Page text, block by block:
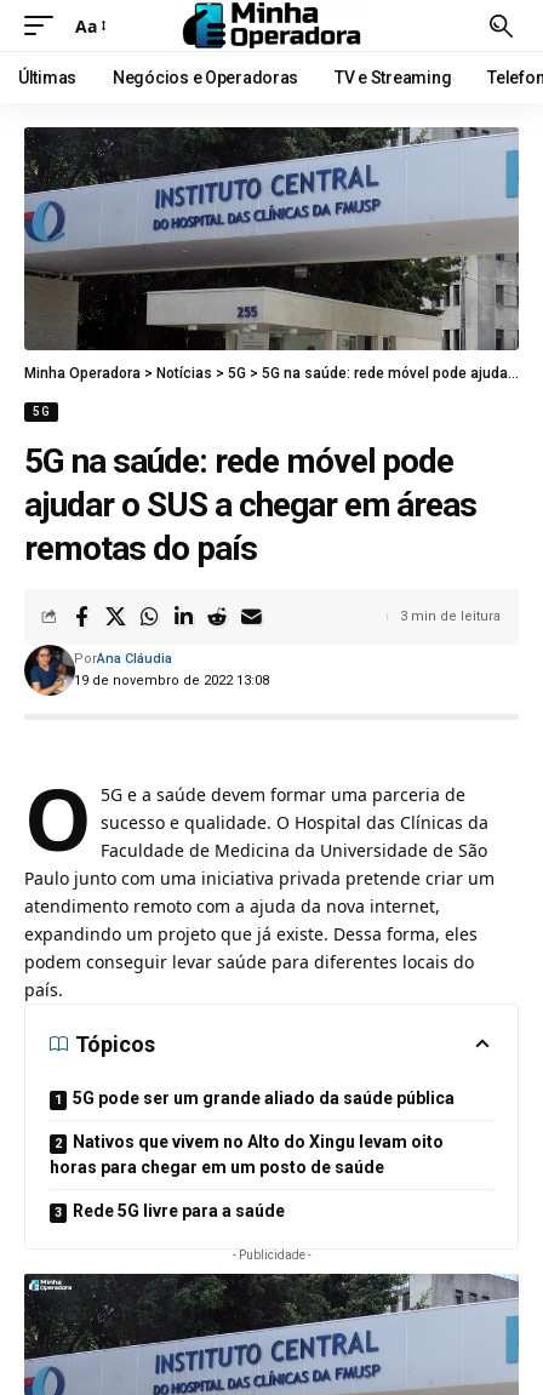
Aa
Últimas Negócios e Operadoras TV e Streaming
Minha Operadora > Notícias > 5G > 5G na saúde: rede móvel pode ajudar o SUS a chegar em áreas remotas do país
5G
5G na saúde: rede móvel pode
ajudar o SUS a chegar em áreas
remotas do país
19 de novembro de 2022 13:08
PorAna Cláudia
3 min de leitura
O 5G e a saúde devem formar uma parceria de
sucesso e qualidade. O Hospital das Clínicas da
Faculdade de Medicina da Universidade de São
Paulo junto com uma iniciativa privada pretende criar um
atendimento remoto com a ajuda da nova internet,
expandindo um projeto que já existe. Dessa forma, eles
podem conseguir levar saúde para diferentes locais do
país.
Tópicos
5G pode ser um grande aliado da saúde pública
Nativos que vivem no Alto do Xingu levam oito
horas para chegar em um posto de saúde
Rede 5G livre para a saúde
- Publicidade -